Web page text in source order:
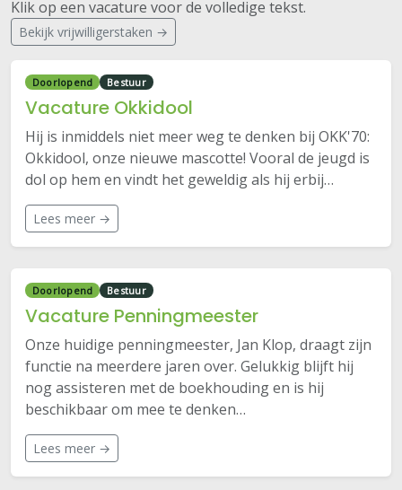
Klik op een vacature voor de volledige tekst.
Bekijk vrijwilligerstaken →
Doorlopend Bestuur
Vacature Okkidool
Hij is inmiddels niet meer weg te denken bij OKK'70:
Okkidool, onze nieuwe mascotte! Vooral de jeugd is
dol op hem en vindt het geweldig als hij erbij…
Lees meer →
Doorlopend Bestuur
Vacature Penningmeester
Onze huidige penningmeester, Jan Klop, draagt zijn
functie na meerdere jaren over. Gelukkig blijft hij
nog assisteren met de boekhouding en is hij
beschikbaar om mee te denken…
Lees meer →